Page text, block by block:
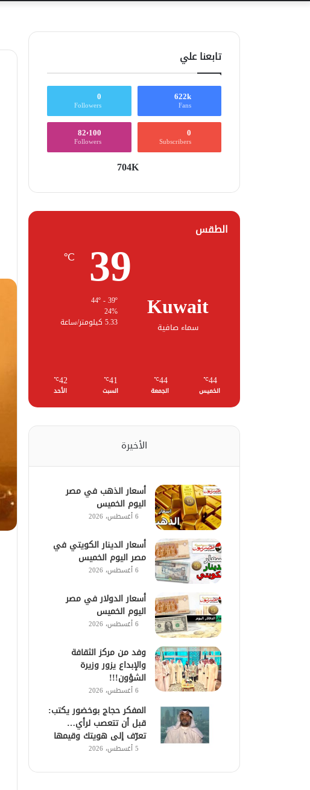
تابعنا علي
622k
Fans
0
Followers
0
Subscribers
82٬100
Followers
704K
الطقس
Kuwait
سماء صافية
39
℃
44º - 39º
24%
5.33 كيلومتر/ساعة
44
℃
الخميس
44
℃
الجمعة
41
℃
السبت
42
℃
الأحد
الأخيرة
أسعار الذهب في مصر
اليوم الخميس
6 أغسطس، 2026
أسعار الدينار الكويتي في
مصر اليوم الخميس
6 أغسطس، 2026
أسعار الدولار في مصر
اليوم الخميس
6 أغسطس، 2026
وفد من مركز الثقافة
والإبداع يزور وزيرة
الشؤون!!!
6 أغسطس، 2026
المفكر حجاج بوخضور يكتب:
قبل أن تتعصب لرأي…
تعرّف إلى هويتك وقيمها
5 أغسطس، 2026